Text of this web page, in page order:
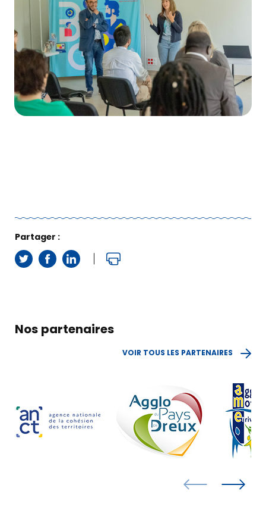
Partager :
Nos partenaires
VOIR TOUS LES PARTENAIRES